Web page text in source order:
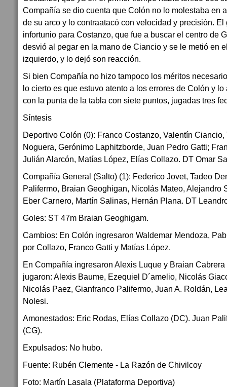
Compañía se dio cuenta que Colón no lo molestaba en
de su arco y lo contraatacó con velocidad y precisión.
infortunio para Costanzo, que fue a buscar el centro de
desvió al pegar en la mano de Ciancio y se le metió en
izquierdo, y lo dejó son reacción.
Si bien Compañía no hizo tampoco los méritos
lo cierto es que estuvo atento a los errores de Colón y
con la punta de la tabla con siete puntos, jugadas tres
Síntesis
Deportivo Colón (0): Franco Costanzo, Valentín
Noguera, Gerónimo Laphitzborde, Juan Pedro Gatti;
Julián Alarcón, Matías López, Elías Collazo. DT Omar
Compañía General (Salto) (1): Federico Jovet, Tadeo
Palifermo, Braian Geoghigan, Nicolás Mateo, Alejandro
Eber Carnero, Martín Salinas, Hernán Plana. DT
Goles: ST 47m Braian Geoghigam.
Cambios: En Colón ingresaron Waldemar Mendoza,
por Collazo, Franco Gatti y Matías López.
En Compañía ingresaron Alexis Luque y Braian
jugaron: Alexis Baume, Ezequiel D´amelio, Nicolás
Nicolás Paez, Gianfranco Palifermo, Juan A. Roldán,
Nolesi.
Amonestados: Eric Rodas, Elías Collazo (DC). Juan
(CG).
Expulsados: No hubo.
Fuente: Rubén Clemente - La Razón de Chivilcoy
Foto: Martín Lasala (Plataforma Deportiva)